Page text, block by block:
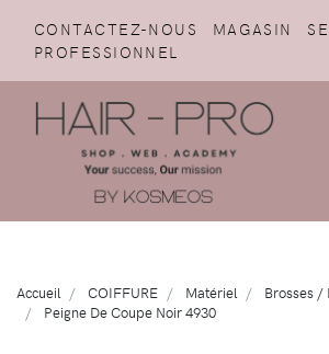
CONTACTEZ-NOUS MAGASIN
PROFESSIONNEL
Accueil COIFFURE Matériel
Brosses /
Peigne De Coupe Noir 4930